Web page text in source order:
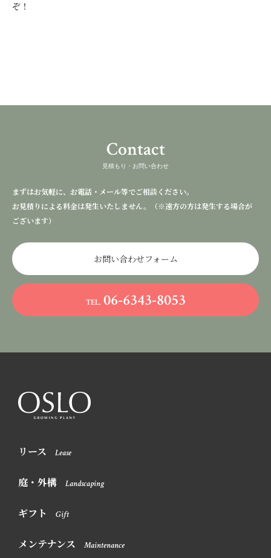
ぞ！
Contact
見積もり・お問い合わせ
まずはお気軽に、お電話・メール等でご相談ください。
お見積りによる料金は発生いたしません。（※遠方の方は発生する場合が
ございます）
お問い合わせフォーム
TEL. 06-6343-8053
リース Lease
庭・外構 Landscaping
ギフト Gift
メンテナンス Maintenance